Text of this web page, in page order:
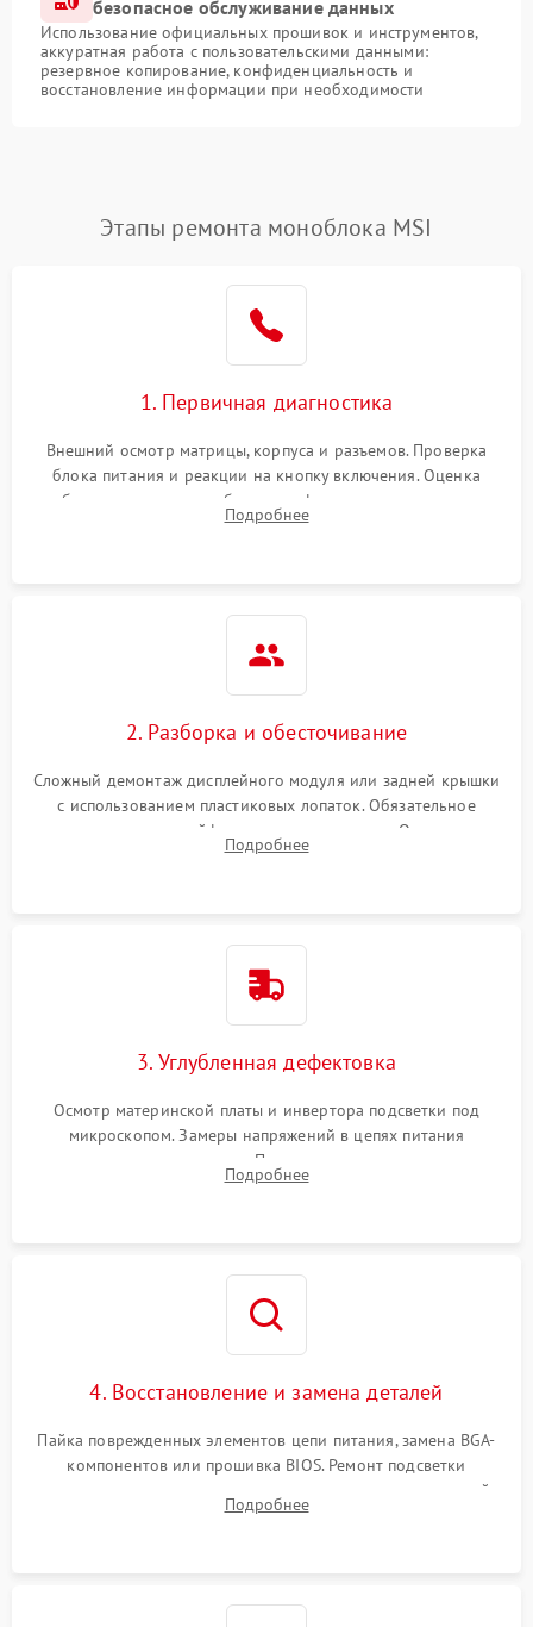
безопасное обслуживание данных
Использование официальных прошивок и инструментов,
аккуратная работа с пользовательскими данными:
резервное копирование, конфиденциальность и
восстановление информации при необходимости
Этапы ремонта моноблока MSI
1. Первичная диагностика
Внешний осмотр матрицы, корпуса и разъемов. Проверка
блока питания и реакции на кнопку включения. Оценка
изображения, звука и работы периферии для сужения круга
возможных неисправностей перед вскрытием.
Подробнее
2. Разборка и обесточивание
Сложный демонтаж дисплейного модуля или задней крышки
с использованием пластиковых лопаток. Обязательное
отключение шлейфов матрицы и питания. Очистка
массивной системы охлаждения от скопившейся пыли.
Подробнее
3. Углубленная дефектовка
Осмотр материнской платы и инвертора подсветки под
микроскопом. Замеры напряжений в цепях питания
процессора и видеокарты. Проверка состояния жесткого
диска и оперативной памяти с помощью POST-карт и
Подробнее
4. Восстановление и замена деталей
Пайка поврежденных элементов цепи питания, замена BGA-
компонентов или прошивка BIOS. Ремонт подсветки
матрицы, замена неисправного накопителя на скоростной
SSD или установка новых модулей памяти.
Подробнее